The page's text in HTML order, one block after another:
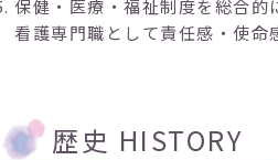
保健・医療・福祉制度を総合的
看護専門職として責任感・使命
歴史 HISTORY